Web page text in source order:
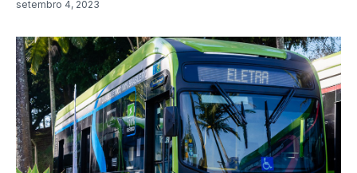
setembro 4, 2023